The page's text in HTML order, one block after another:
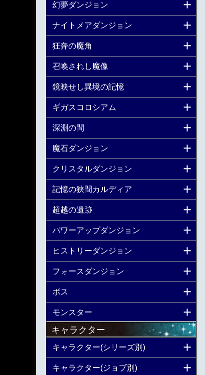
幻夢ダンジョン
ナイトメアダンジョン
狂奔の魔角
召喚されし魔像
鏡映せし異境の記憶
ギガスコロシアム
深淵の間
魔石ダンジョン
クリスタルダンジョン
記憶の狭間カルディア
超越の遺跡
パワーアップダンジョン
ヒストリーダンジョン
フォースダンジョン
ボス
モンスター
キャラクター
キャラクター(シリーズ別)
キャラクター(ジョブ別)